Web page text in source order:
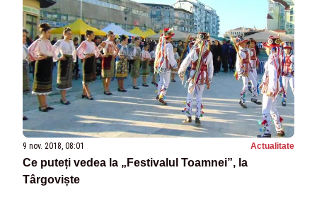
9 nov. 2018, 08:01 Actualitate
Ce puteți vedea la „Festivalul Toamnei”, la
Târgoviște